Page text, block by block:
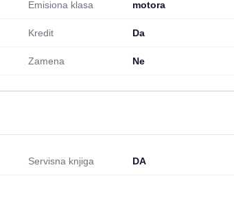
Emisiona klasa motora
Kredit Da
Zamena Ne
Servisna knjiga DA